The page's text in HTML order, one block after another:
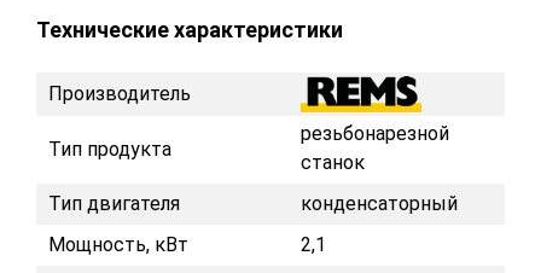
Технические характеристики
Производитель
Тип продукта
резьбонарезной
станок
Тип двигателя
конденсаторный
Мощность, кВт
2,1